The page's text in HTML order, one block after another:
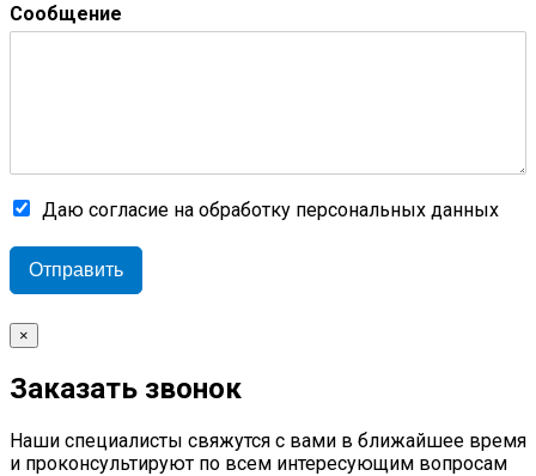
Сообщение
Даю согласие на обработку персональных данных
Отправить
×
Заказать звонок
Наши специалисты свяжутся с вами в ближайшее время
и проконсультируют по всем интересующим вопросам